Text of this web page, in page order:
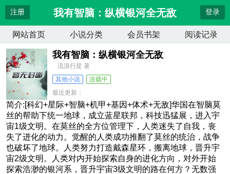
注册 我有智脑：纵横银河全无敌 登录
网站首页 小说分类 会员书架 阅读记录
我有智脑：纵横银河全无敌
流浪行星 著
其他小说
连载中
最近更新：
更新时间：2026-04-10 13:21:14
简介:[科幻+星际+智脑+机甲+基因+体术+无敌]华国在智脑莫
丝的帮助下统一地球，成立蓝星联邦，科技迅猛展，进入宇
宙1级文明。在莫丝的全方位管理下，人类迷失了自我，丧
失了进化的动力。觉醒的人类成功推翻了莫丝的统治，战争
也破坏了地球。人类努力打造戴森星环，搬离地球，晋升宇
宙2级文明。人类对内开始探索自身的进化方向，对外开始
探索浩渺的银河系，晋升宇宙3级文明的路在何方？无数强